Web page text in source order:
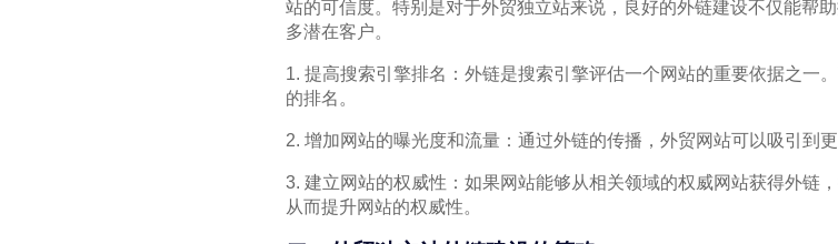
站的可信度。特别是对于外贸独立站来说，良好的外链建设不仅能帮
多潜在客户。
1. 提高搜索引擎排名：外链是搜索引擎评估一个网站的重要依据之一
的排名。
2. 增加网站的曝光度和流量：通过外链的传播，外贸网站可以吸引到
3. 建立网站的权威性：如果网站能够从相关领域的权威网站获得外链
从而提升网站的权威性。